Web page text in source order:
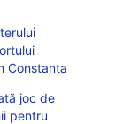
Constanța
joc de
pentru